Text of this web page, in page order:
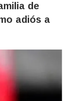
de
adiós a